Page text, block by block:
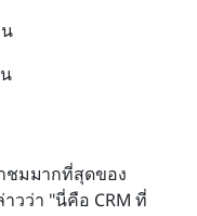
ชมมากที่สุดของ
าวว่า "นี่คือ CRM ที่